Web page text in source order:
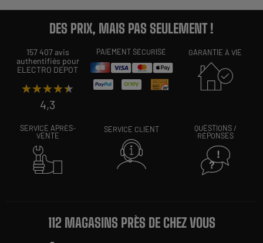
DES PRIX, MAIS PAS SEULEMENT !
157 407 avis
authentifiés pour
ELECTRO DEPOT
★★★★★
★★★★★
4,3
PAIEMENT SÉCURISÉ GARANTIE À VIE
SERVICE APRÈS-
VENTE
SERVICE CLIENT
QUESTIONS /
RÉPONSES
112 MAGASINS PRÈS DE CHEZ VOUS